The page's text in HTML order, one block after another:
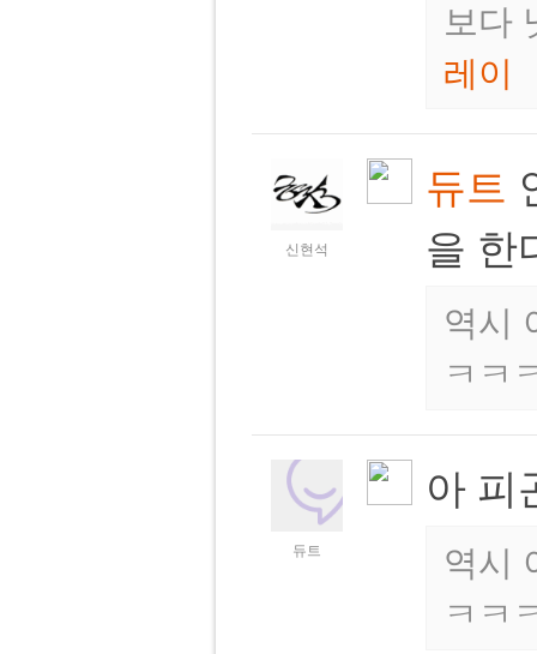
보다
레이
신현석
듀트
을 한
역시
ㅋㅋ
듀트
아 피
역시
ㅋㅋ